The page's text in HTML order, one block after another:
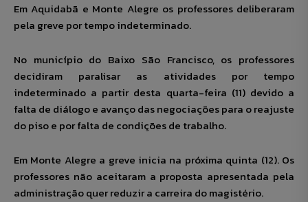
Em Aquidabã e Monte Alegre os professores deliberaram
pela greve por tempo indeterminado.
No município do Baixo São Francisco, os professores
decidiram paralisar as atividades por tempo
indeterminado a partir desta quarta-feira (11) devido a
falta de diálogo e avanço das negociações para o reajuste
do piso e por falta de condições de trabalho.
Em Monte Alegre a greve inicia na próxima quinta (12). Os
professores não aceitaram a proposta apresentada pela
administração quer reduzir a carreira do magistério.